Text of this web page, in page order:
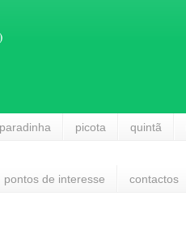
picota quintã
pontos de interesse contactos